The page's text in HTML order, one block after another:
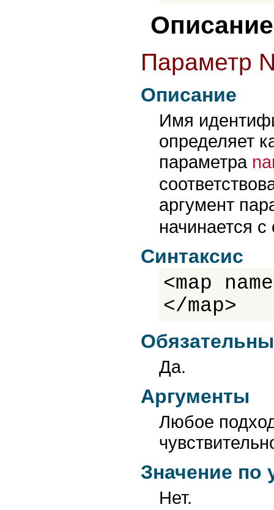
Параметр
Описание
Имя
определяет
параметра
аргумент
начинается
Синтаксис
<map
</map>
Да.
Аргументы
Любое
Значение по
Нет.